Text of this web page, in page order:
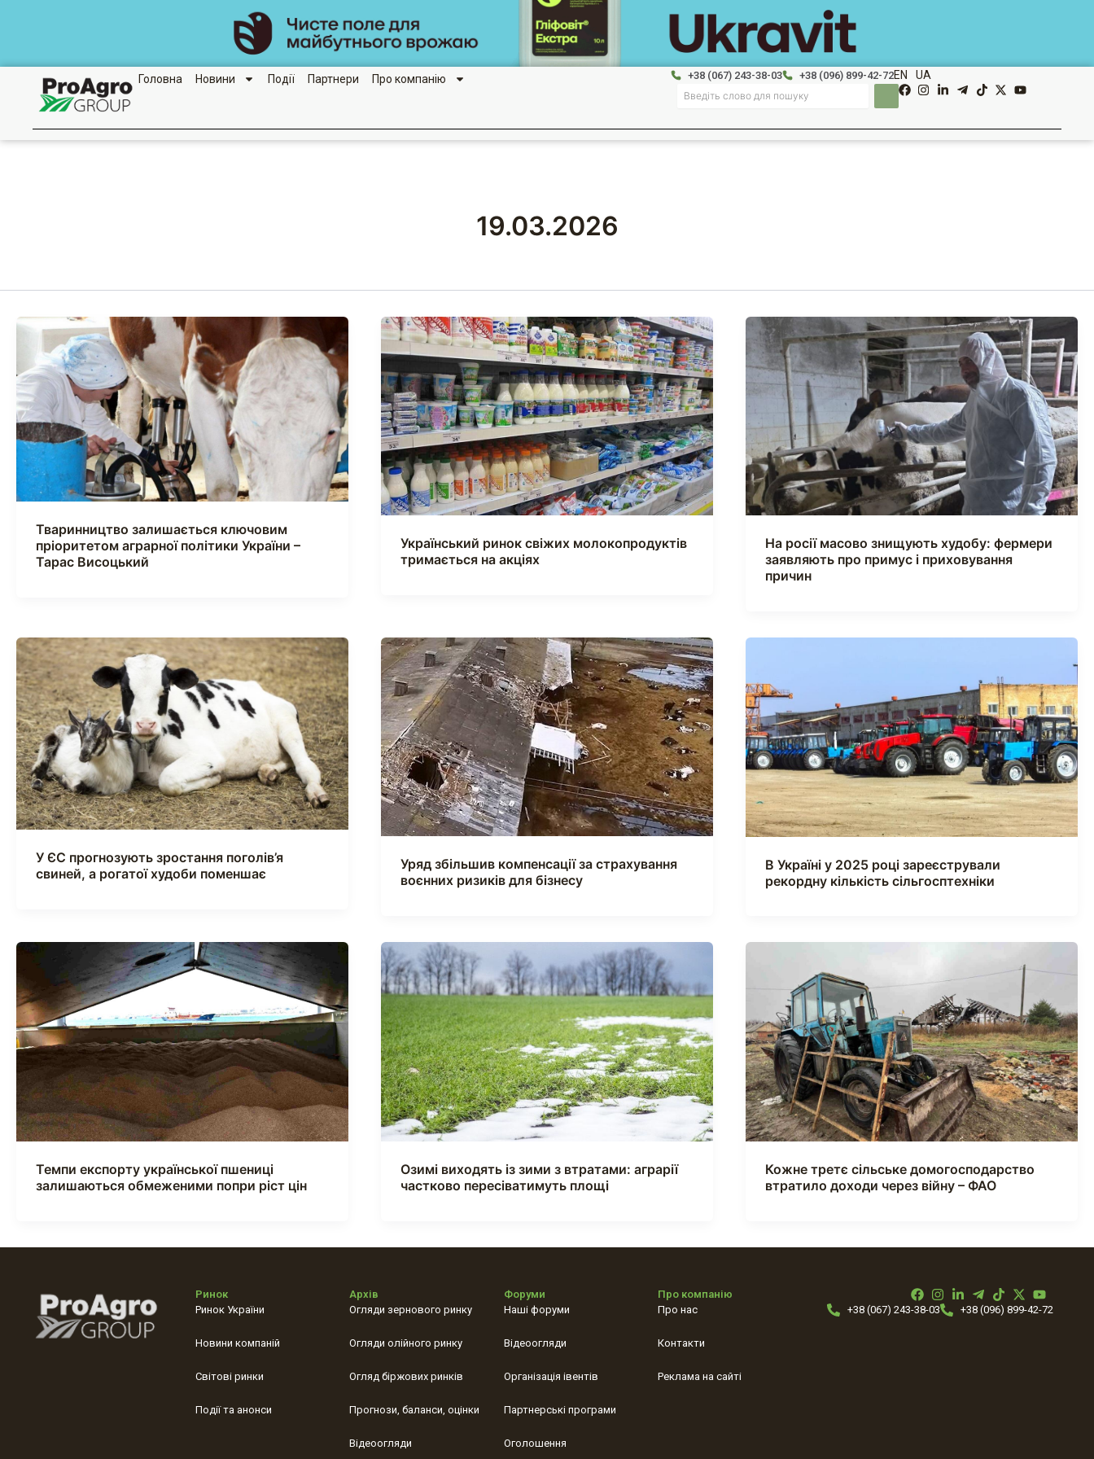
Головна Новини Події Партнери Про компанію +38 (067) 243-38-03 +38 (096) 899-42-72EN UA
Search
19.03.2026
Тваринництво залишається ключовим
пріоритетом аграрної політики України –
Тарас Висоцький
Український ринок свіжих молокопродуктів
тримається на акціях
На росії масово знищують худобу: фермери
заявляють про примус і приховування
причин
У ЄС прогнозують зростання поголів’я
свиней, а рогатої худоби поменшає
Уряд збільшив компенсації за страхування
воєнних ризиків для бізнесу
В Україні у 2025 році зареєстрували
рекордну кількість сільгосптехніки
Темпи експорту української пшениці
залишаються обмеженими попри ріст цін
Озимі виходять із зими з втратами: аграрії
частково пересіватимуть площі
Кожне третє сільське домогосподарство
втратило доходи через війну – ФАО
Ринок
Ринок України
Новини компаній
Світові ринки
Події та анонси
Архів
Огляди зернового ринку
Огляди олійного ринку
Огляд біржових ринків
Прогнози, баланси, оцінки
Відеоогляди
Форуми
Наші форуми
Відеоогляди
Організація івентів
Партнерські програми
Оголошення
Про компанію
Про нас
Контакти
Реклама на сайті
+38 (067) 243-38-03 +38 (096) 899-42-72